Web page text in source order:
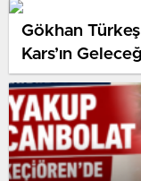
Gökhan
Kars’ın
Yatırımdır”